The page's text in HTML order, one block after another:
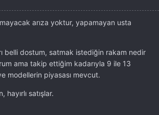
arıza yoktur, yapamayan usta
belli dostum, satmak istediğin rakam nedir
ama takip ettiğim kadarıyla 9 ile 13
modellerin piyasası mevcut.
hayırlı satışlar.